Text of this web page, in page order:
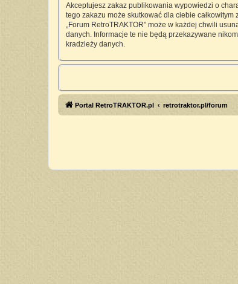
Akceptujesz zakaz publikowania wypowiedzi o
tego zakazu może skutkować dla ciebie
„Forum RetroTRAKTOR” może w każdej chwili
danych. Informacje te nie będą przekazywane
kradzieży danych.
Portal RetroTRAKTOR.pl retrotraktor.pl/forum